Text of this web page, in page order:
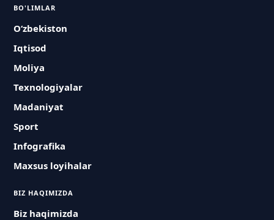
BO'LIMLAR
O‘zbekiston
Iqtisod
Moliya
Texnologiyalar
Madaniyat
Sport
Infografika
Maxsus loyihalar
BIZ HAQIMIZDA
Biz haqimizda